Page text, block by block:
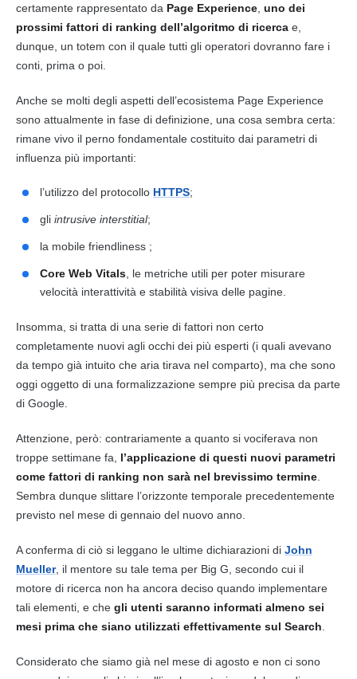
certamente rappresentato da Page Experience uno dei
prossimi fattori di ranking dell’algoritmo di ricerca e,
dunque, un totem con il quale tutti gli operatori dovranno fare i
conti, prima o poi.
Anche se molti degli aspetti dell’ecosistema Page Experience
sono attualmente in fase di definizione, una cosa sembra certa:
rimane vivo il perno fondamentale costituito dai parametri di
influenza più importanti:
l’utilizzo del protocollo HTTPS;
gli intrusive interstitial;
la mobile friendliness ;
Core Web Vitals , le metriche utili per poter misurare
velocità interattività e stabilità visiva delle pagine.
Insomma, si tratta di una serie di fattori non certo
completamente nuovi agli occhi dei più esperti (i quali avevano
da tempo già intuito che aria tirava nel comparto), ma che sono
oggi oggetto di una formalizzazione sempre più precisa da parte
di Google
Attenzione, però: contrariamente a quanto si vociferava non
troppe settimane fa, l’applicazione di questi nuovi parametri
come fattori di ranking non sarà nel brevissimo termine
Sembra dunque slittare l’orizzonte temporale precedentemente
previsto nel mese di gennaio del nuovo anno.
A conferma di ciò si leggano le ultime dichiarazioni di John
Mueller, il mentore su tale tema per Big G, secondo cui il
motore di ricerca non ha ancora deciso quando implementare
tali elementi, e che gli utenti saranno informati almeno sei
mesi prima che siano utilizzati effettivamente sul Search
Considerato che siamo già nel mese di agosto e non ci sono